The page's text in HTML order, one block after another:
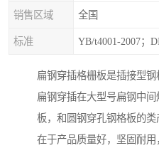
销售区域 全国
标准 YB/t4001-2007；
扁钢穿插格栅板是插接型
扁钢穿插在大型号扁钢中
板，和圆钢穿孔钢格板的
在于产品质量好，坚固耐